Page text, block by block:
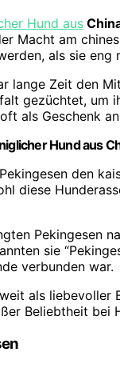
Hund aus
Macht am
als sie eng
lange Zeit den
gezüchtet, um
als Geschenk
Hund aus
den
diese
Pekingesen
sie
verbunden war.
als liebevoller
Beliebtheit bei